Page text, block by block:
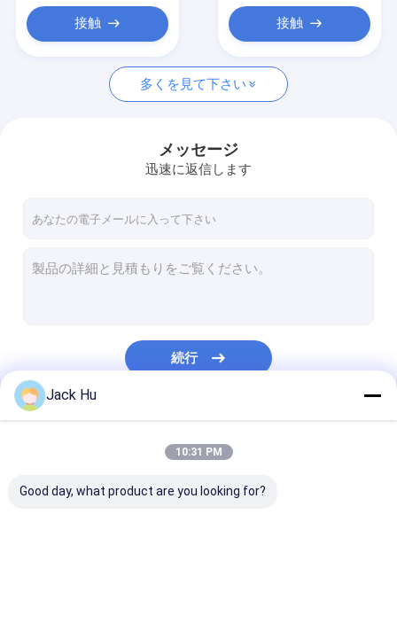
引用を要求しなさい
空港エプロン バス
自走式の乗客階段
空港Ambulift
トイレサービストラック
飛行機の乗換バス
接触 接触
多くを見て下さい
メッセージ
迅速に返信します
続行
Jack Hu
10:31 PM
Good day, what product are you looking for?